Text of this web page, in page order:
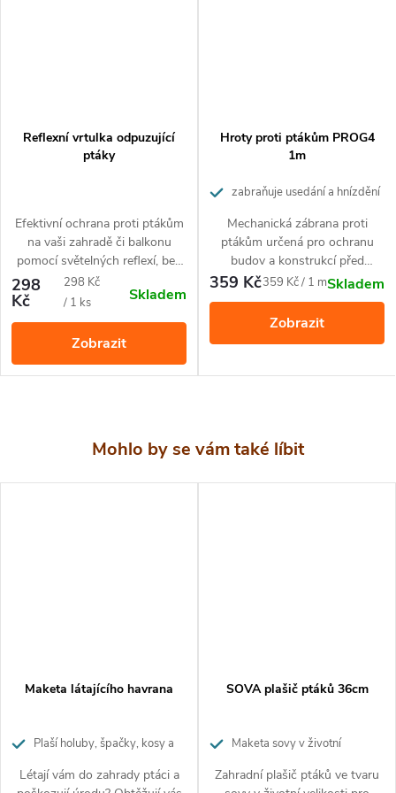
přečtěte údaje na obalu a připojené informace na
výrobku.
Nekopírujte texty ani fotografie.
Tento text je chráněn
autorským zákonem. K jeho použití potřebujete předchozí
www.hubeni-skudcu.cz
Reflexní vrtulka odpuzující
ptáky
Efektivní ochrana proti ptákům
na vaši zahradě či balkonu
pomocí světelných reflexí, bez
napájení, hluku či chemie.
298
Kč
Měrná
cena:
298 Kč
/ 1 ks
Skladem
Zobrazit
Hroty proti ptákům PROG4
1m
zabraňuje usedání a hnízdění
Mechanická zábrana proti
ptákům určená pro ochranu
budov a konstrukcí před
usedáním a hnízděním ptáků
(zejména holubů, ale i hrdliček
nebo racků).
359 KčMěrná
cena:
359 Kč / 1 mSkladem
Zobrazit
Maketa látajícího havrana
Plaší holuby, špačky, kosy a
Létají vám do zahrady ptáci a
SOVA plašič ptáků 36cm
Maketa sovy v životní
Zahradní plašič ptáků ve tvaru